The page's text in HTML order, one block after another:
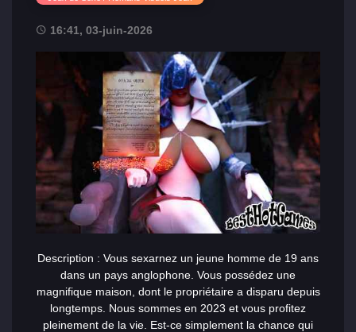
16:41, 03-juin-2026
Description : Vous sexarnez un jeune homme de 19 ans
dans un pays anglophone. Vous possédez une
magnifique maison, dont le propriétaire a disparu depuis
longtemps. Nous sommes en 2023 et vous profitez
pleinement de la vie. Est-ce simplement la chance qui